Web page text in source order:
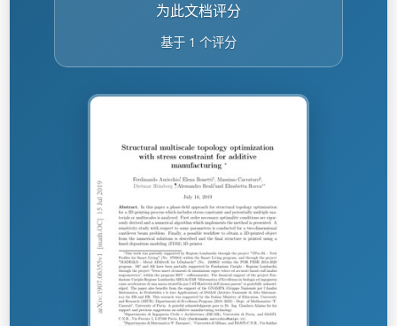
为此文档评分
基于 1 个评分